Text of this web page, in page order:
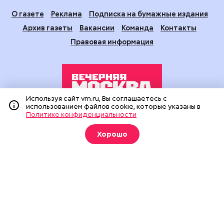
О газете Реклама
Подписка на бумажные издания
Архив газеты
Вакансии Команда
Контакты
Правовая информация
Издание создано при финансовой поддержке Департамента
средств массовой информации и рекламы города Москвы.
На сайте применяются рекомендательные технологии
(информационные технологии предоставления информации
Используя сайт vm.ru, Вы соглашаетесь с
использованием файлов cookie, которые указаны в
Политике конфиденциальности
Хорошо